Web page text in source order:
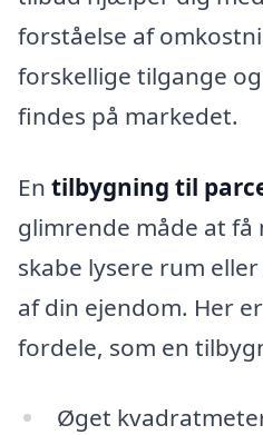
forståelse af
forskellige tilgange
findes på markedet.
En tilbygning til
glimrende måde at få
skabe lysere rum
af din ejendom. Her
fordele, som en
Øget